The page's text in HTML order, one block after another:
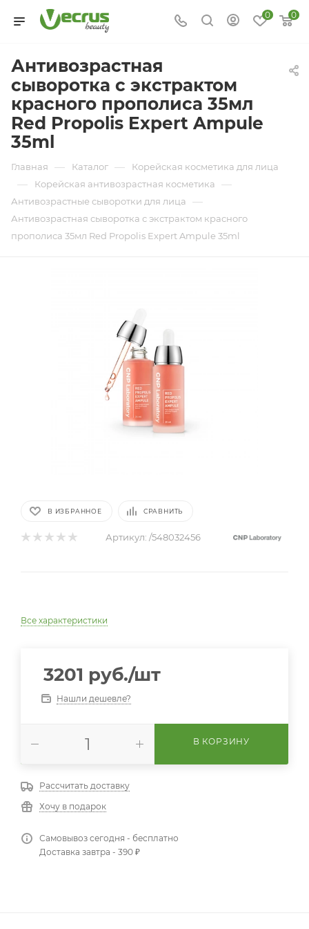
0 0
Антивозрастная
сыворотка с экстрактом
красного прополиса 35мл
Red Propolis Expert Ampule
35ml
Главная — Каталог — Корейская косметика для лица
— Корейская антивозрастная косметика —
Антивозрастные сыворотки для лица —
Антивозрастная сыворотка с экстрактом красного
прополиса 35мл Red Propolis Expert Ampule 35ml
В ИЗБРАННОЕ СРАВНИТЬ
Артикул: /548032456
Все характеристики
3201 руб./шт
Нашли дешевле?
В КОРЗИНУ
Рассчитать доставку
Хочу в подарок
Самовывоз сегодня - бесплатно
Доставка завтра - 390 ₽